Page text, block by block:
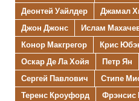
Деонтей Уайлдер
Джамал
Джон Джонс
Ислам
Конор Макгрегор
Крис
Оскар Де Ла Хойя
Петр Ян
Сергей Павлович
Стипе
Теренс Кроуфорд
Фрэнсис